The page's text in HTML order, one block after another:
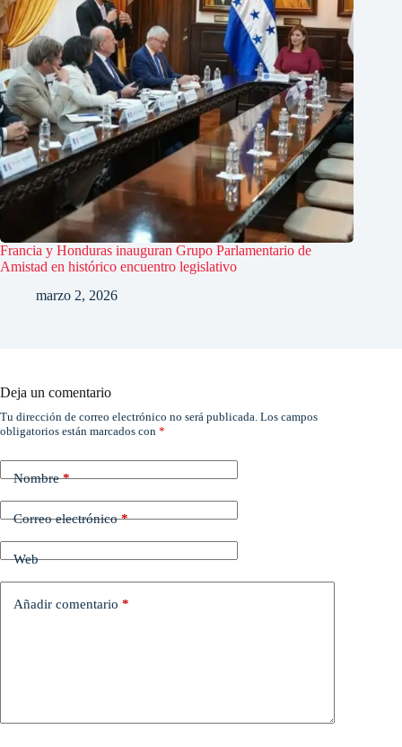
Francia y Honduras inauguran Grupo Parlamentario de
Amistad en histórico encuentro legislativo
marzo 2, 2026
Deja un comentario
Tu dirección de correo electrónico no será publicada. Los campos
obligatorios están marcados con *
Nombre*
Correo electrónico*
Web
Añadir comentario *